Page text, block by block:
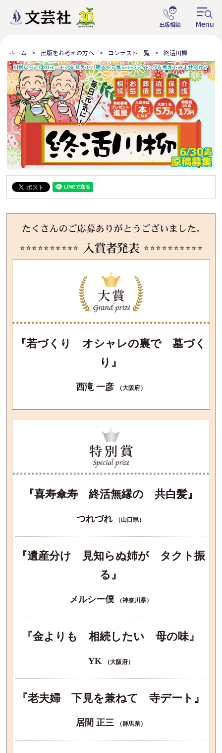
ホーム 出版をお考えの方へ コンテスト一覧 終活川柳
『若づくり オシャレの裏で 墓づく
り』
西滝 一彦 （大阪府）
『喜寿傘寿 終活無縁の 共白髪』
つれづれ （山口県）
『遺産分け 見知らぬ姉が タクト振
る』
メルシー僕 （神奈川県）
『金よりも 相続したい 母の味』
YK （大阪府）
『老夫婦 下見を兼ねて 寺デート』
居間 正三 （群馬県）